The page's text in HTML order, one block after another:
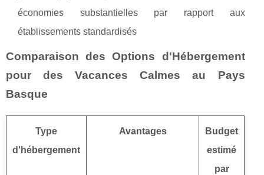
économies substantielles par rapport aux
établissements standardisés
Comparaison des Options d'Hébergement
pour des Vacances Calmes au Pays
Basque
Type
d'hébergement
Avantages
Budget
estimé
par